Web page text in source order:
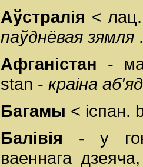
Аўстралія <
паўднёвая зямля .
Афганістан -
stan - краіна
Багамы < іспан.
Балівія - у
ваеннага